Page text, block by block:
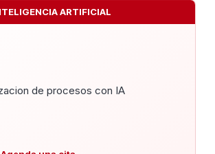
ARTIFICIAL
de procesos con IA